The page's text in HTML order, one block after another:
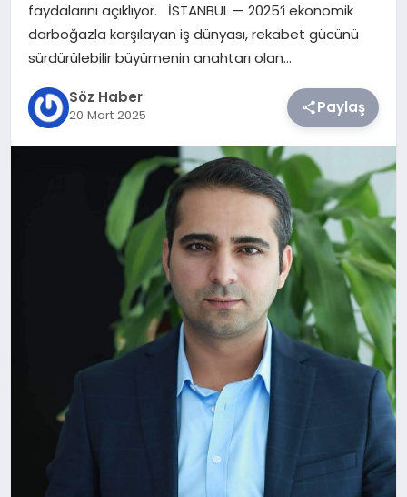
SIYASET
faydalarını açıklıyor. İSTANBUL — 2025’i ekonomik
darboğazla karşılayan iş dünyası, rekabet gücünü
sürdürülebilir büyümenin anahtarı olan…
Söz Haber
20 Mart 2025 Paylaş